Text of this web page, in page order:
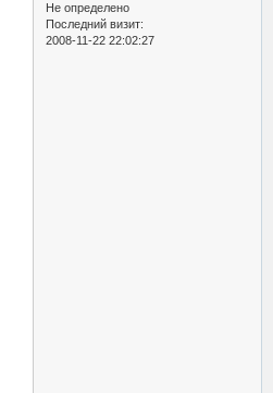
Не определено
Последний визит:
2008-11-22 22:02:27